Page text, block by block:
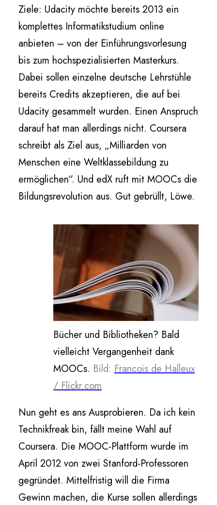
Ziele: Udacity möchte bereits 2013 ein
komplettes Informatikstudium online
anbieten – von der Einführungsvorlesung
bis zum hochspezialisierten Masterkurs.
Dabei sollen einzelne deutsche Lehrstühle
bereits Credits akzeptieren, die auf bei
Udacity gesammelt wurden. Einen Anspruch
darauf hat man allerdings nicht. Coursera
schreibt als Ziel aus, „Milliarden von
Menschen eine Weltklassebildung zu
ermöglichen“. Und edX ruft mit MOOCs die
Bildungsrevolution aus. Gut gebrüllt, Löwe.
Bücher und Bibliotheken? Bald
vielleicht Vergangenheit dank
MOOCs. Bild: Francois de Halleux
/ Flickr.com
Nun geht es ans Ausprobieren. Da ich kein
Technikfreak bin, fällt meine Wahl auf
Coursera. Die MOOC-Plattform wurde im
April 2012 von zwei Stanford-Professoren
gegründet. Mittelfristig will die Firma
Gewinn machen, die Kurse sollen allerdings